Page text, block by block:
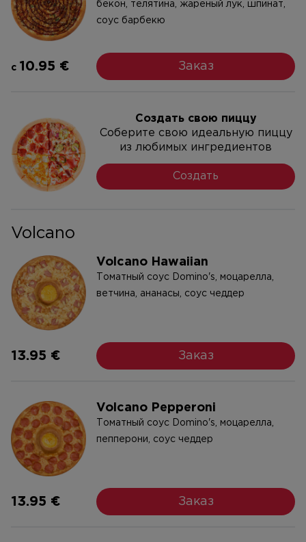
бекон, телятина, жареный лук, шпинат,
соус барбекю
c 10.95 € Заказ
Создать свою пиццу
Соберите свою идеальную пиццу
из любимых ингредиентов
Создать
Volcano
Volcano Hawaiian
Tоматный соус Domino's, моцарелла,
ветчина, ананасы, соус чеддер
13.95 € Заказ
Volcano Pepperoni
Tоматный соус Domino's, моцарелла,
пепперони, соус чеддер
13.95 € Заказ